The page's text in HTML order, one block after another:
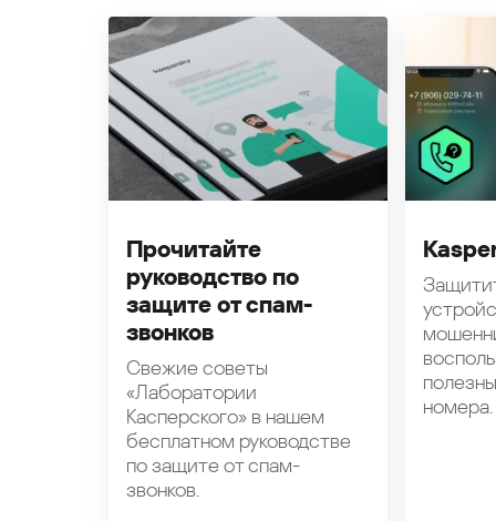
Прочитайте
руководство по
защите от спам-
звонков
Свежие советы
«Лаборатории
Касперского» в нашем
бесплатном руководстве
по защите от спам-
звонков.
номера.